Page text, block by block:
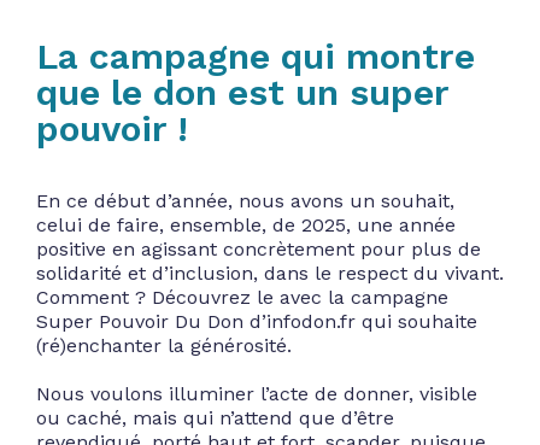
La campagne qui montre
que le don est un super
pouvoir !
En ce début d’année, nous avons un souhait,
celui de faire, ensemble, de 2025, une année
positive en agissant concrètement pour plus de
solidarité et d’inclusion, dans le respect du vivant.
Comment ? Découvrez le avec la campagne
Super Pouvoir Du Don d’infodon.fr qui souhaite
(ré)enchanter la générosité.
Nous voulons illuminer l’acte de donner, visible
ou caché, mais qui n’attend que d’être